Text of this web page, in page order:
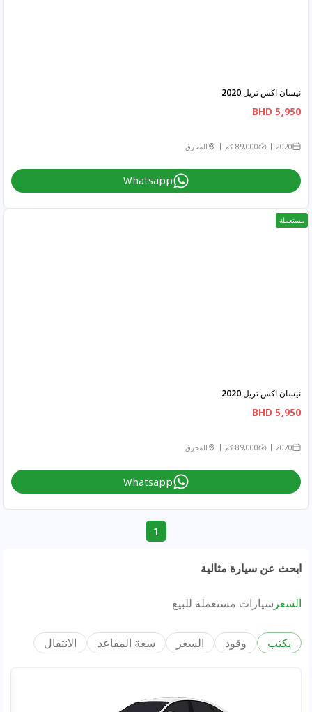
نيسان اكس تريل 2020
5,950 BHD
2020 89,000 كم المحرق
Whatsapp
مستعملة
نيسان اكس تريل 2020
5,950 BHD
2020 89,000 كم المحرق
Whatsapp
1
ابحث عن سيارة مثالية
السعر سيارات مستعملة للبيع
يكتب وقود السعر سعة المقاعد الانتقال